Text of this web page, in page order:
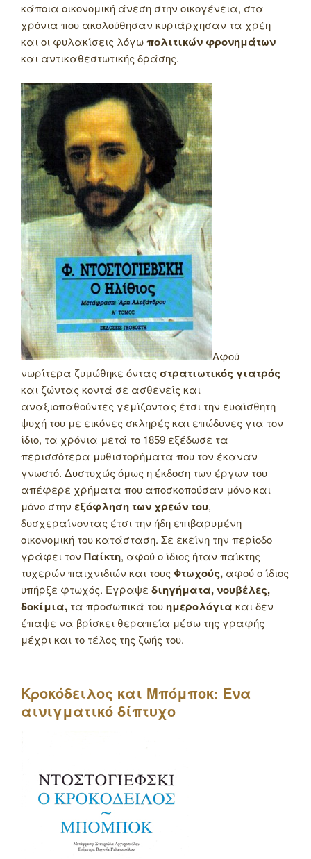
κάποια οικονομική άνεση στην οικογένεια, στα
χρόνια που ακολούθησαν κυριάρχησαν τα χρέη
και οι φυλακίσεις λόγωπολιτικών φρονημάτων
και αντικαθεστωτικής δράσης.
Αφού
νωρίτερα ζυμώθηκε όντας στρατιωτικός γιατρός
και ζώντας κοντά σε ασθενείς και
αναξιοπαθούντες γεμίζοντας έτσι την ευαίσθητη
ψυχή του με εικόνες σκληρές και επώδυνες για τον
ίδιο, τα χρόνια μετά το 1859 εξέδωσε τα
περισσότερα μυθιστορήματα που τον έκαναν
γνωστό. Δυστυχώς όμως η έκδοση των έργων του
απέφερε χρήματα που αποσκοπούσαν μόνο και
μόνο στην εξόφληση των χρεών του,
δυσχεραίνοντας έτσι την ήδη επιβαρυμένη
οικονομική του κατάσταση. Σε εκείνη την περίοδο
γράφει τον Παίκτη, αφού ο ίδιος ήταν παίκτης
τυχερών παιχνιδιών και τους Φτωχούς, αφού ο ίδιος
υπήρξε φτωχός. Έγραψε διηγήματα, νουβέλες,
δοκίμια, τα προσωπικά του ημερολόγια και δεν
έπαψε να βρίσκει θεραπεία μέσω της γραφής
μέχρι και το τέλος της ζωής του.
Κροκόδειλος και Μπόμποκ: Ένα
αινιγματικό δίπτυχο